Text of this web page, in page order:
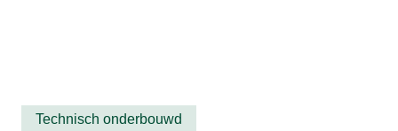
Technisch onderbouwd